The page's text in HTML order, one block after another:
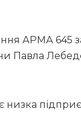
АРМА 645
Павла
низка